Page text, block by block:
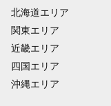
北海道エリア
関東エリア
近畿エリア
四国エリア
沖縄エリア